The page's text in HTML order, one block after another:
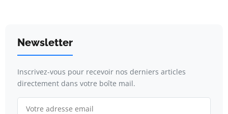
Newsletter
Inscrivez-vous pour recevoir nos derniers articles
directement dans votre boîte mail.